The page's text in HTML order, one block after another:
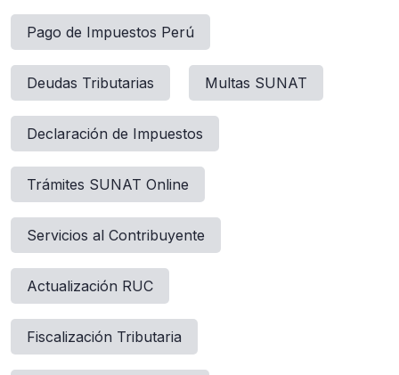
Pago de Impuestos Perú
Deudas Tributarias Multas SUNAT
Declaración de Impuestos
Trámites SUNAT Online
Servicios al Contribuyente
Actualización RUC
Fiscalización Tributaria